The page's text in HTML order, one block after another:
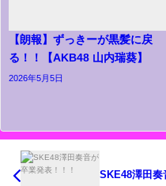
【朗報】ずっきーが黒髪に戻
る！！【AKB48 山内瑞葵】
2026年5月5日
SKE48澤田奏